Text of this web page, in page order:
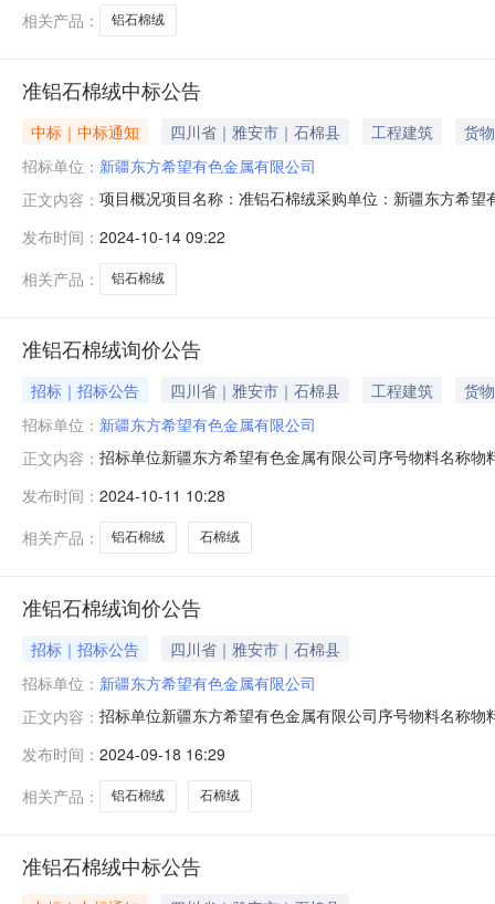
相关产品：
铝石棉绒
准铝石棉绒中标公告
中标｜中标通知 四川省｜雅安市｜石棉县 工程建筑
货物
招标单位： 新疆东方希望有色金属有限公司
正文内容： 项目概况项目名称：准铝石棉绒采购单位：新疆东方希
发布时间： 2024-10-14 09:22
相关产品：
铝石棉绒
准铝石棉绒询价公告
招标｜招标公告 四川省｜雅安市｜石棉县 工程建筑
货物
招标单位： 新疆东方希望有色金属有限公司
正文内容： 招标单位新疆东方希望有色金属有限公司序号物料名称
骗取中标、严重违约、重大安全、重大质量问题。特定
系人邮箱：xjxlcgl
发布时间： 2024-10-11 10:28
相关产品：
铝石棉绒 石棉绒
准铝石棉绒询价公告
招标｜招标公告
四川省｜雅安市｜石棉县
招标单位： 新疆东方希望有色金属有限公司
正文内容： 招标单位新疆东方希望有色金属有限公司序号物料名称
骗取中标、严重违约、重大安全、重大质量问题。特定
人邮箱：xjxlcglt
发布时间： 2024-09-18 16:29
相关产品：
铝石棉绒 石棉绒
准铝石棉绒中标公告